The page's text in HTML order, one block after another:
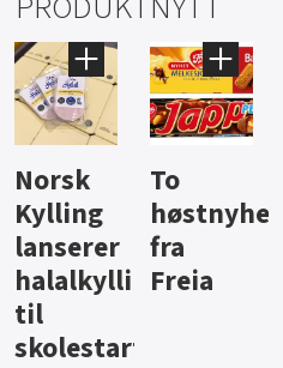
Knalltall
for Açai
Bowl
Aass vil
bli
førstevalg
i lite-